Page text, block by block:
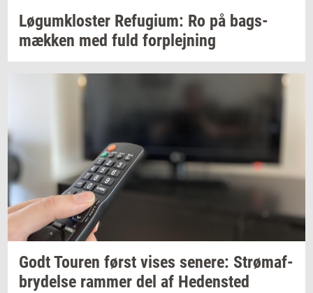
Løgum­klo­ster Re­fu­gi­um: Ro på bags­
mæk­ken med fuld for­plej­ning
GodtTou­ren først vises se­ne­re: Strø­maf­
bry­del­se ram­mer del af He­den­sted